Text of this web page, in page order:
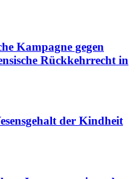
Kampagne gegen
Rückkehrrecht in
der Kindheit